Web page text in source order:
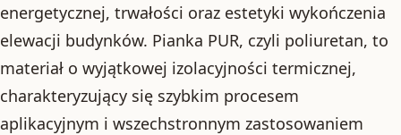
energetycznej, trwałości oraz estetyki wykończenia
elewacji budynków. Pianka PUR, czyli poliuretan, to
materiał o wyjątkowej izolacyjności termicznej,
charakteryzujący się szybkim procesem
aplikacyjnym i wszechstronnym zastosowaniem